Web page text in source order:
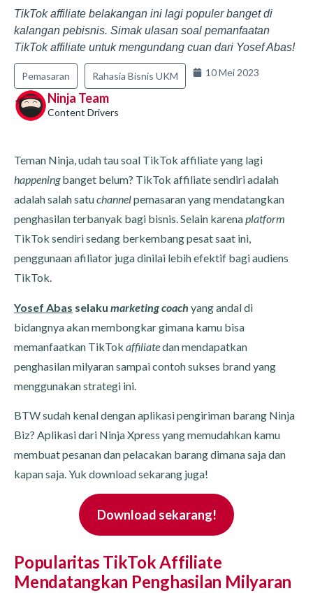
TikTok affiliate belakangan ini lagi populer banget di
kalangan pebisnis. Simak ulasan soal pemanfaatan
TikTok affiliate untuk mengundang cuan dari Yosef Abas!
Pemasaran Rahasia Bisnis UKM 10 Mei 2023
Ninja Team
Content Drivers
Teman Ninja, udah tau soal TikTok affiliate yang lagi
happeningbanget belum? TikTok affiliate sendiri adalah
adalah salah satuchannelpemasaran yang mendatangkan
penghasilan terbanyak bagi bisnis. Selain karenaplatform
TikTok sendiri sedang berkembang pesat saat ini,
penggunaan afiliator juga dinilai lebih efektif bagi audiens
TikTok.
Yosef Abas selaku marketing coach yang andal di
bidangnya akan membongkar gimana kamu bisa
memanfaatkan TikTok affiliatedan mendapatkan
penghasilan milyaran sampai contoh sukses brand yang
menggunakan strategi ini.
BTW sudah kenal dengan aplikasi pengiriman barang Ninja
Biz? Aplikasi dari Ninja Xpress yang memudahkan kamu
membuat pesanan dan pelacakan barang dimana saja dan
kapan saja. Yuk download sekarang juga!
Download sekarang!
Popularitas TikTok Affiliate
Mendatangkan Penghasilan Milyaran